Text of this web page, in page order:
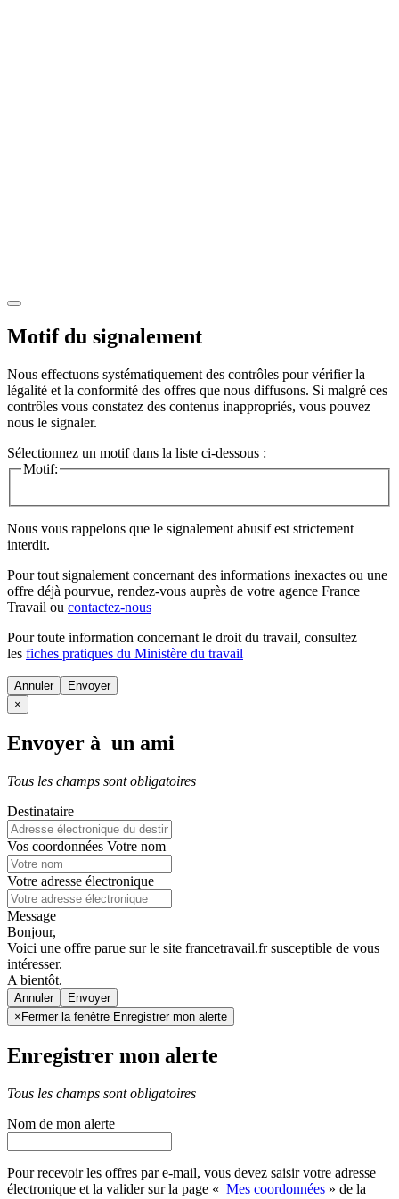
Motif du signalement
Nous effectuons systématiquement des contrôles pour vérifier la
légalité et la conformité des offres que nous diffusons. Si malgré ces
contrôles vous constatez des contenus inappropriés, vous pouvez
nous le signaler.
Sélectionnez un motif dans la liste ci-dessous :
Motif:
Nous vous rappelons que le signalement abusif est strictement
interdit.
Pour tout signalement concernant des informations inexactes ou une
offre déjà pourvue, rendez-vous auprès de votre agence France
Travail ou contactez-nous
Pour toute information concernant le droit du travail, consultez
les fiches pratiques du Ministère du travail
Annuler
×
Envoyer à un ami
Tous les champs sont obligatoires
Destinataire
Vos coordonnées Votre nom
Votre adresse électronique
Message
Bonjour,
Voici une offre parue sur le site francetravail.fr susceptible de vous
intéresser.
A bientôt.
Annuler
× Fermer la fenêtre Enregistrer mon alerte
Enregistrer mon alerte
Tous les champs sont obligatoires
Nom de mon alerte
Pour recevoir les offres par e-mail, vous devez saisir votre adresse
électronique et la valider sur la page « Mes coordonnées » de la